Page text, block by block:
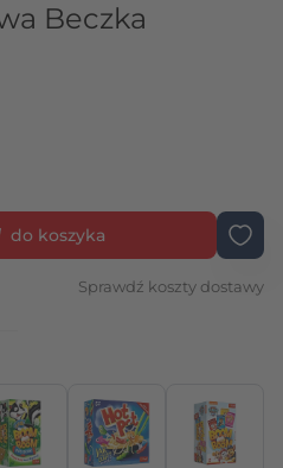
Beczka
do koszyka
Sprawdź koszty dostawy